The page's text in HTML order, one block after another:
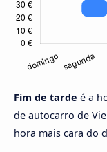
Fim de tarde é a
de autocarro de
hora mais cara do